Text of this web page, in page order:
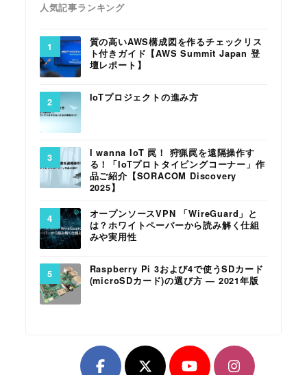
人気記事ランキング
質の高いAWS構成図を作るチェックリス
ト付きガイド【AWS Summit Japan 登
壇レポート】
IoTプロジェクトの進み方
I wanna IoT 罠！ 狩猟罠を遠隔操作す
る！「IoTプロトタイピングコーナー」作
品ご紹介【SORACOM Discovery
2025】
オープンソースVPN 「WireGuard」と
は？ホワイトペーパーから読み解く仕組
みや実用性
Raspberry Pi 3および4で使うSDカード
(microSDカード)の選び方 ― 2021年版